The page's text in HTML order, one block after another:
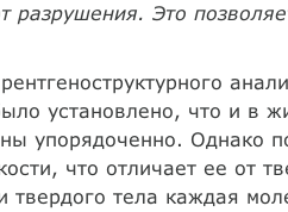
разрушения. Это
установлено, что и в
упорядоченно. Однако
что отличает ее от
твердого тела каждая